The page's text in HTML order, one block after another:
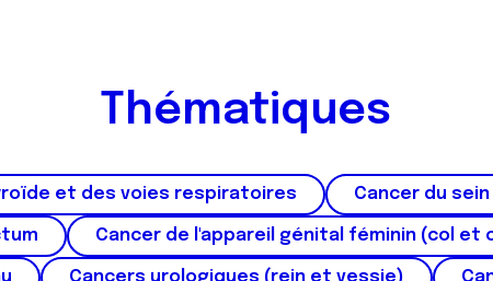
Thématiques
et des voies respiratoires Cancer du sein
Cancer de l'appareil génital féminin (col et
Cancers urologiques (rein et vessie)